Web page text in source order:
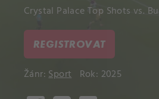
Crystal Palace Top Shots vs.
REGISTROVAT
Žánr:Sport Rok: 2025